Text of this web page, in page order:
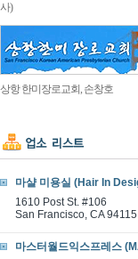
사)
상항 한미장로교회, 손창호
마샬 미용실 (Hair In
1610 Post St. #106
San Francisco, CA 94115
마스터월드익스프레스